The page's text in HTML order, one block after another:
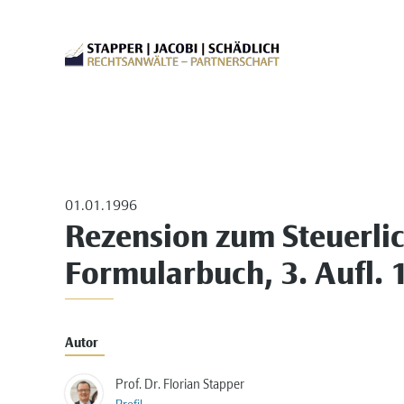
01.01.1996
Rezension zum
Formularbuch, 3. Aufl.
Autor
Prof. Dr. Florian Stapper